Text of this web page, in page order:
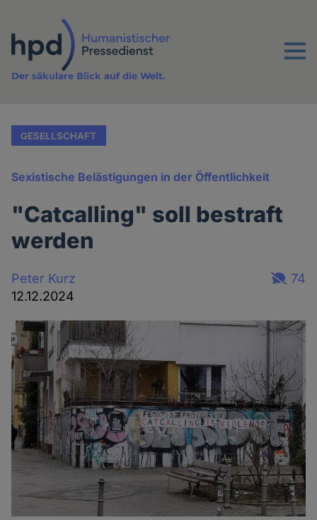
Inhalt
Menu
Der säkulare Blick auf die Welt.
GESELLSCHAFT
Sexistische Belästigungen in der Öffentlichkeit
"Catcalling" soll bestraft
werden
Peter Kurz
12.12.2024
74